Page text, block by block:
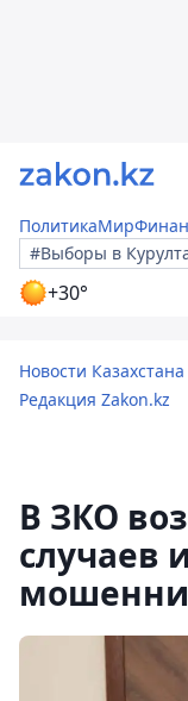
ПолитикаМир
#Выборы в
+30°
Новости
Редакция Zakon.kz
В ЗКО
случаев